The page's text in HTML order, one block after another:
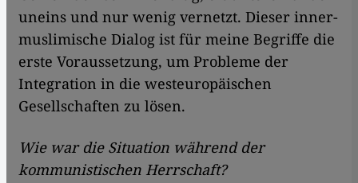
uneins und nur wenig vernetzt. Dieser inner-
muslimische Dialog ist für meine Begriffe die
erste Voraussetzung, um Probleme der
Integration in die westeuropäischen
Gesellschaften zu lösen.
Wie war die Situation während der
kommunistischen Herrschaft?